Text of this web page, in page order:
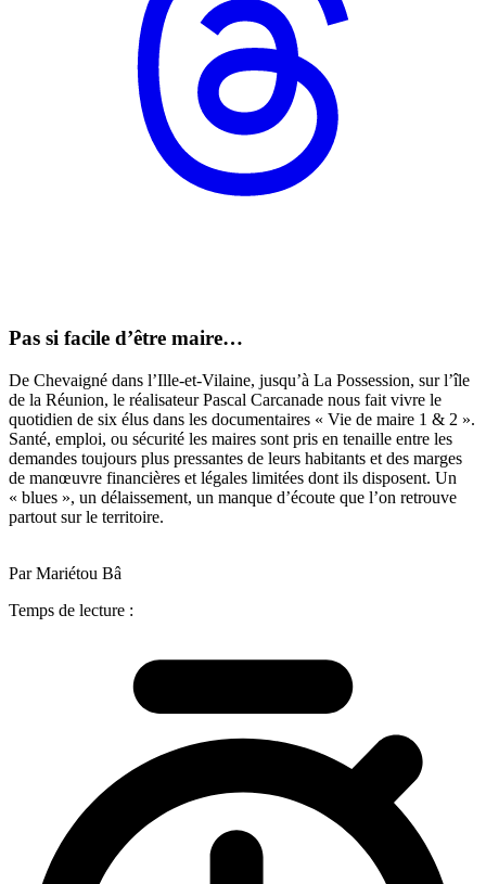
Pas si facile d’être maire…
De Chevaigné dans l’Ille-et-Vilaine, jusqu’à La Possession, sur l’île
de la Réunion, le réalisateur Pascal Carcanade nous fait vivre le
quotidien de six élus dans les documentaires « Vie de maire 1 & 2 ».
Santé, emploi, ou sécurité les maires sont pris en tenaille entre les
demandes toujours plus pressantes de leurs habitants et des marges
de manœuvre financières et légales limitées dont ils disposent. Un
« blues », un délaissement, un manque d’écoute que l’on retrouve
partout sur le territoire.
Par Mariétou Bâ
Temps de lecture :